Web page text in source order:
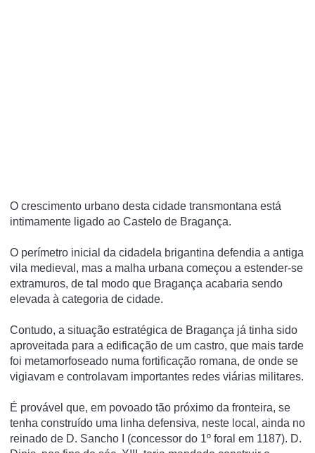
O crescimento urbano desta cidade transmontana está
intimamente ligado ao Castelo de Bragança.
O perímetro inicial da cidadela brigantina defendia a antiga
vila medieval, mas a malha urbana começou a estender-se
extramuros, de tal modo que Bragança acabaria sendo
elevada à categoria de cidade.
Contudo, a situação estratégica de Bragança já tinha sido
aproveitada para a edificação de um castro, que mais tarde
foi metamorfoseado numa fortificação romana, de onde se
vigiavam e controlavam importantes redes viárias militares.
É provável que, em povoado tão próximo da fronteira, se
tenha construído uma linha defensiva, neste local, ainda no
reinado de D. Sancho I (concessor do 1º foral em 1187). D.